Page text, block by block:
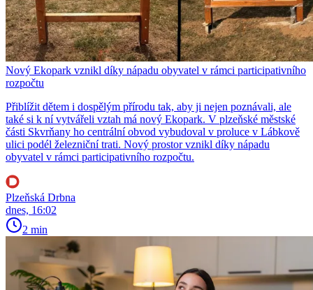
Nový Ekopark vznikl díky nápadu obyvatel v rámci participativního
rozpočtu
Přiblížit dětem i dospělým přírodu tak, aby ji nejen poznávali, ale
také si k ní vytvářeli vztah má nový Ekopark. V plzeňské městské
části Skvrňany ho centrální obvod vybudoval v proluce v Lábkově
ulici podél železniční trati. Nový prostor vznikl díky nápadu
obyvatel v rámci participativního rozpočtu.
Plzeňská Drbna
dnes, 16:02
2 min